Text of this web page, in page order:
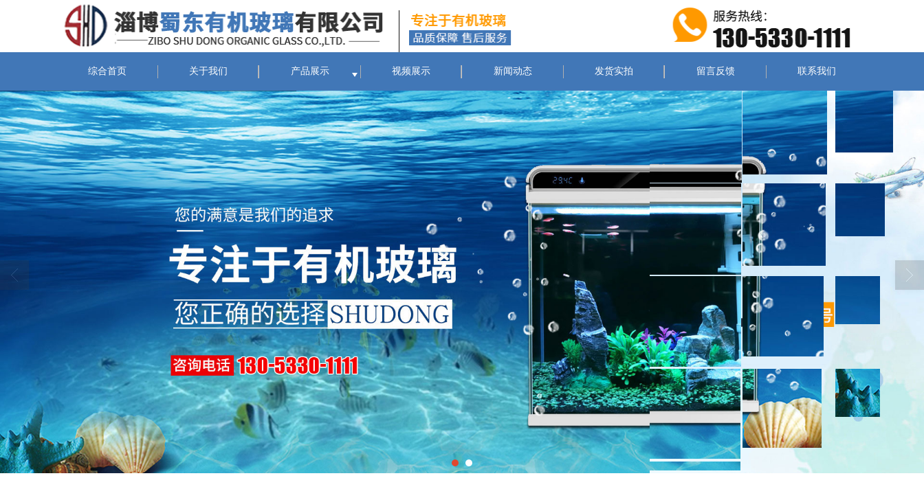
综合首页 关于我们 产品展示 视频展示 新闻动态 发货实拍 留言反馈 联系我们